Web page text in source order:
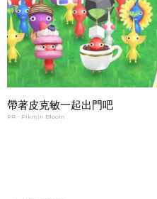
帶著皮克敏一起出門吧
PR・Pikmin Bloom